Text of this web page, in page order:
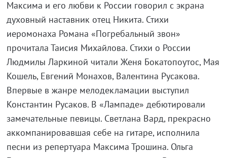
Максима и его любви к России говорил с экрана
духовный наставник отец Никита. Стихи
иеромонаха Романа «Погребальный звон»
прочитала Таисия Михайлова. Стихи о России
Людмилы Ларкиной читали Женя Бокатопоутос, Мая
Кошель, Евгений Монахов, Валентина Русакова.
Впервые в жанре мелодекламации выступил
Константин Русаков. В «Лампаде» дебютировали
замечательные певицы. Светлана Вард, прекрасно
аккомпанировавшая себе на гитаре, исполнила
песни из репертуара Максима Трошина. Ольга